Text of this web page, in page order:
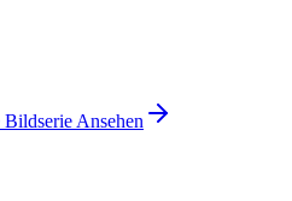
Bildserie Ansehen